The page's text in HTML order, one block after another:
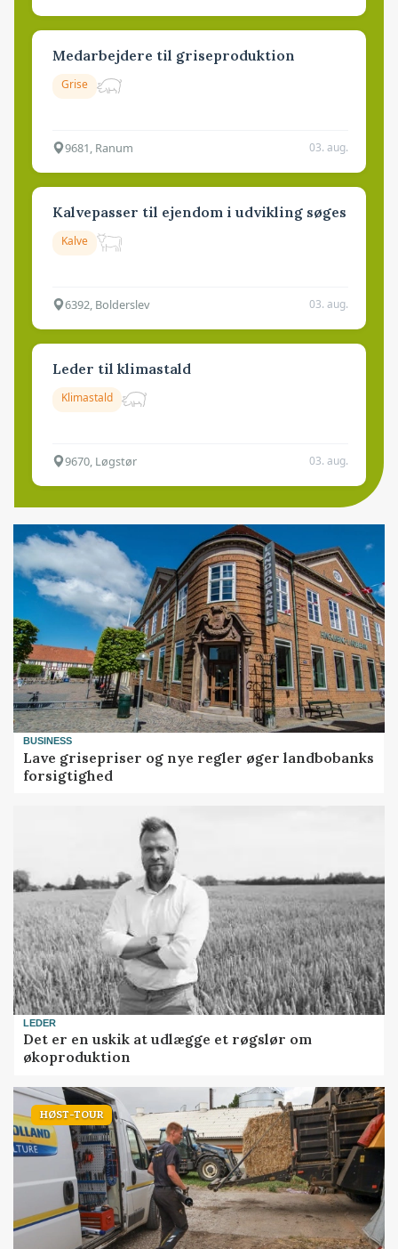
Medarbejdere til griseproduktion
Grise
9681, Ranum 03. aug.
Kalvepasser til ejendom i udvikling søges
Kalve
6392, Bolderslev 03. aug.
Leder til klimastald
Klimastald
9670, Løgstør 03. aug.
BUSINESS
Lave grisepriser og nye regler øger landbobanks
forsigtighed
LEDER
Det er en uskik at udlægge et røgslør om
økoproduktion
HØST-TOUR